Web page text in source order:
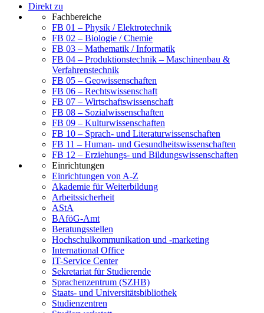
Direkt zu
Fachbereiche
FB 01 – Physik / Elektrotechnik
FB 02 – Biologie / Chemie
FB 03 – Mathematik / Informatik
FB 04 – Produktionstechnik – Maschinenbau &
Verfahrenstechnik
FB 05 – Geowissenschaften
FB 06 – Rechtswissenschaft
FB 07 – Wirtschaftswissenschaft
FB 08 – Sozialwissenschaften
FB 09 – Kulturwissenschaften
FB 10 – Sprach- und Literaturwissenschaften
FB 11 – Human- und Gesundheitswissenschaften
FB 12 – Erziehungs- und Bildungswissenschaften
Einrichtungen
Einrichtungen von A-Z
Akademie für Weiterbildung
Arbeitssicherheit
AStA
BAföG-Amt
Beratungsstellen
Hochschulkommunikation und -marketing
International Office
IT-Service Center
Sekretariat für Studierende
Sprachenzentrum (SZHB)
Staats- und Universitätsbibliothek
Studienzentren